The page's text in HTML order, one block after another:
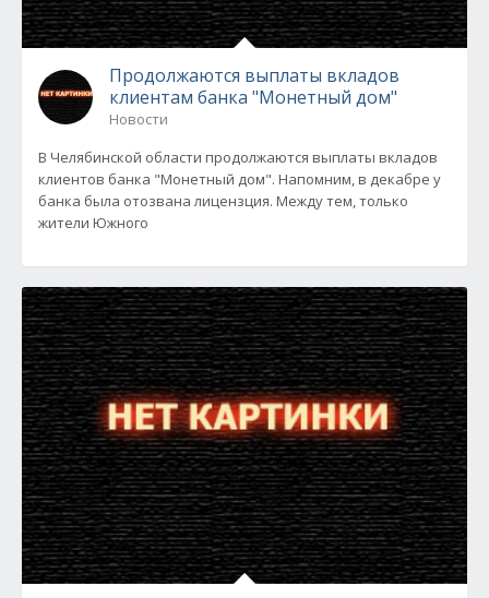
Продолжаются выплаты вкладов
клиентам банка "Монетный дом"
Новости
В Челябинской области продолжаются выплаты вкладов
клиентов банка "Монетный дом". Напомним, в декабре у
банка была отозвана лицензция. Между тем, только
жители Южного